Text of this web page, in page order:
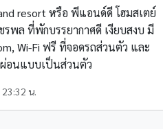
resort หรือ พีแอนด์ดี โฮมสเตย์
รพล ที่พักบรรยากาศดี เงียบสงบ มี
Wi-Fi ฟรี ที่จอดรถส่วนตัว และ
อนแบบเป็นส่วนตัว
น.